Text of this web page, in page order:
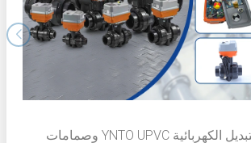
تظهر صمامات التبديل الكهربائية YNTO UPVC وصمامات